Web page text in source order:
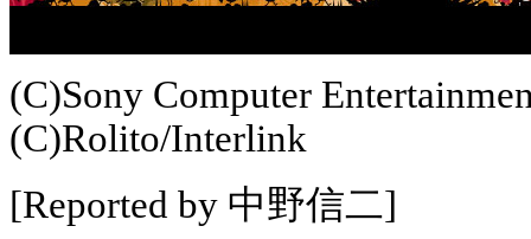
(C)Sony Computer
(C)Rolito/Interlink
[Reported by 中野信二]